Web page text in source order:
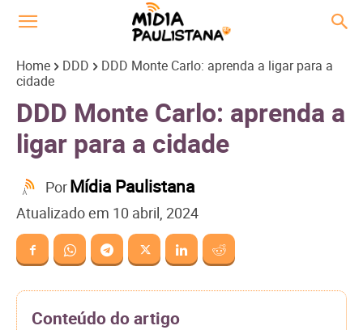
Home DDD
DDD Monte Carlo: aprenda a ligar para a
cidade
DDD Monte Carlo: aprenda a
ligar para a cidade
PorMídia Paulistana
Atualizado em 10 abril, 2024
Conteúdo do artigo